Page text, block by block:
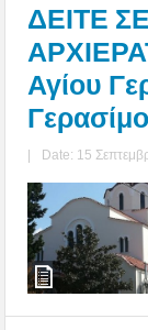
ΔΕΙΤΕ
Αγίου
| Date: 15